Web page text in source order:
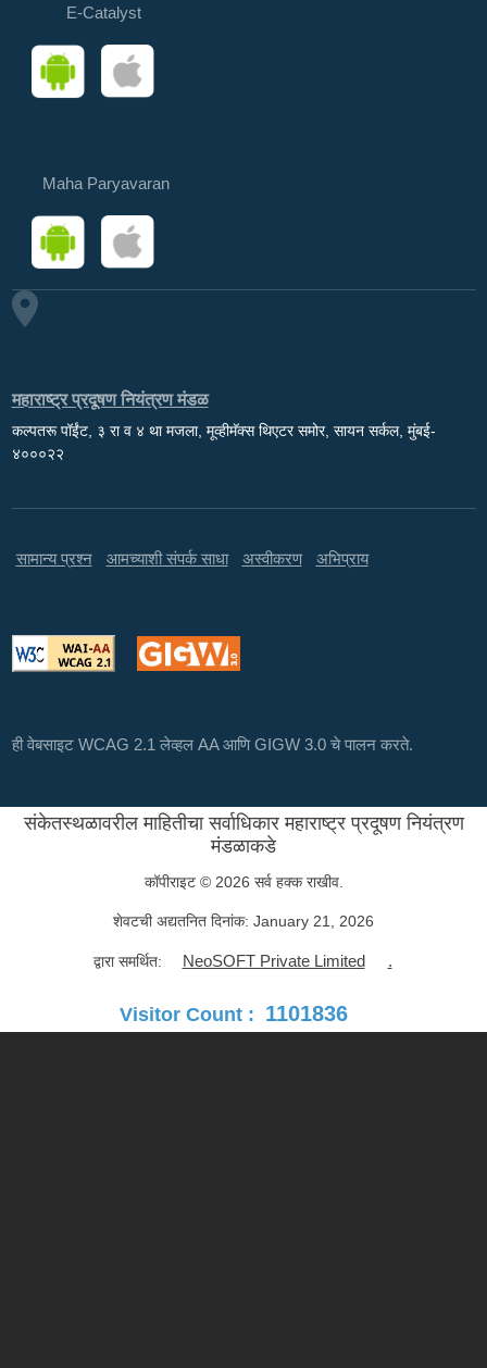
E-Catalyst
Maha Paryavaran
महाराष्ट्र प्रदूषण नियंत्रण मंडळ
कल्पतरू पॉईंट, ३ रा व ४ था मजला, मूव्हीमॅक्स थिएटर समोर, सायन सर्कल, मुंबई-
४०००२२
सामान्य प्रश्न आमच्याशी संपर्क साधा अस्वीकरण अभिप्राय
ही वेबसाइट WCAG 2.1 लेव्हल AA आणि GIGW 3.0 चे पालन करते.
संकेतस्थळावरील माहितीचा सर्वाधिकार महाराष्ट्र प्रदूषण नियंत्रण
मंडळाकडे
कॉपीराइट © 2026 सर्व हक्क राखीव.
शेवटची अद्यतनित दिनांक: January 21, 2026
द्वारा समर्थित: NeoSOFT Private Limited .
Visitor Count : 1101836